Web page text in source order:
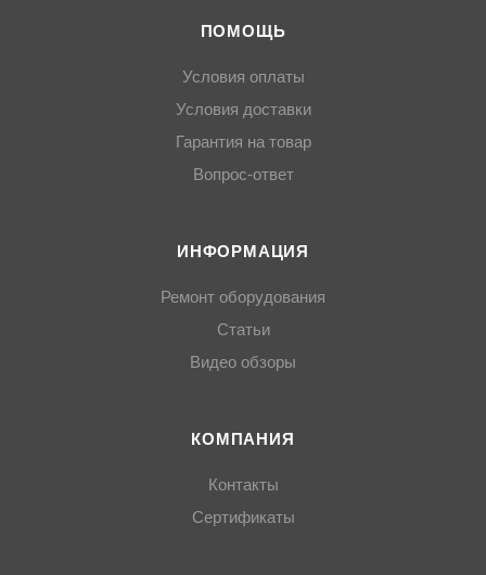
ПОМОЩЬ
Условия оплаты
Условия доставки
Гарантия на товар
Вопрос-ответ
ИНФОРМАЦИЯ
Ремонт оборудования
Статьи
Видео обзоры
КОМПАНИЯ
Контакты
Сертификаты